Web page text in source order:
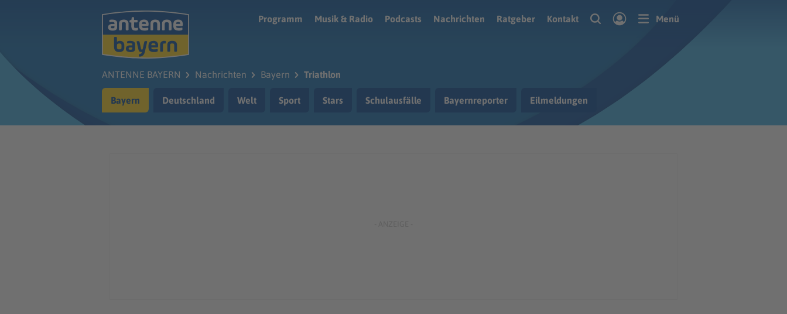
Programm
Musik & Radio Podcasts Nachrichten Ratgeber Kontakt Menü
ANTENNE BAYERN Nachrichten Bayern Triathlon
Bayern Deutschland Welt Sport Stars Schulausfälle Bayernreporter Eilmeldungen